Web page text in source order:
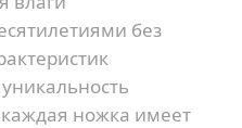
без
каждая ножка имеет